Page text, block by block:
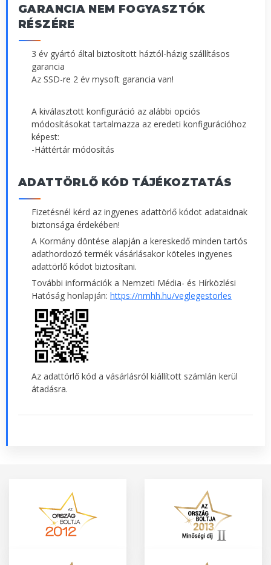
GARANCIA NEM FOGYASZTÓK
RÉSZÉRE
3 év gyártó által biztosított háztól-házig szállításos
garancia
Az SSD-re 2 év mysoft garancia van!
A kiválasztott konfiguráció az alábbi opciós
módosításokat tartalmazza az eredeti konfigurációhoz
képest:
-Háttértár módosítás
ADATTÖRLŐ KÓD TÁJÉKOZTATÁS
Fizetésnél kérd az ingyenes adattörlő kódot adataidnak
biztonsága érdekében!
A Kormány döntése alapján a kereskedő minden tartós
adathordozó termék vásárlásakor köteles ingyenes
adattörlő kódot biztosítani.
További információk a Nemzeti Média- és Hírközlési
Hatóság honlapján: https://nmhh.hu/veglegestorles
Az adattörlő kód a vásárlásról kiállított számlán kerül
átadásra.